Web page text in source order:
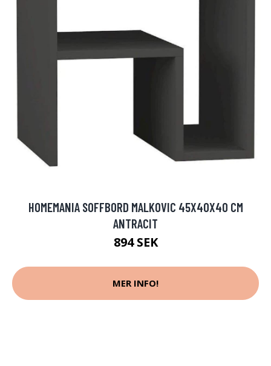
HOMEMANIA SOFFBORD MALKOVIC 45X40X40 CM
ANTRACIT
894 SEK
MER INFO!